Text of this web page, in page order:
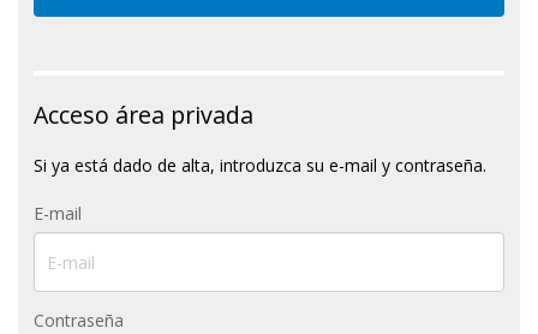
Acceso área privada
Si ya está dado de alta, introduzca su e-mail y contraseña.
E-mail
Contraseña